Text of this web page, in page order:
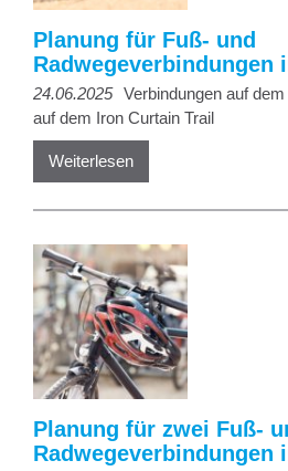
Planung für Fuß- und
Radwegeverbindungen
24.06.2025 Verbindungen auf
auf dem Iron Curtain Trail
Weiterlesen
Planung für zwei Fuß-
Radwegeverbindungen